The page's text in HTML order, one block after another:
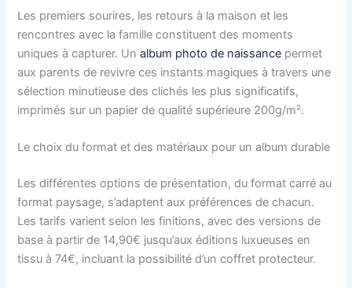
Les premiers sourires, les retours à la maison et les
rencontres avec la famille constituent des moments
uniques à capturer. Unalbum photo de naissance permet
aux parents de revivre ces instants magiques à travers une
sélection minutieuse des clichés les plus significatifs,
imprimés sur un papier de qualité supérieure 200g/m².
Le choix du format et des matériaux pour un album durable
Les différentes options de présentation, du format carré au
format paysage, s’adaptent aux préférences de chacun.
Les tarifs varient selon les finitions, avec des versions de
base à partir de 14,90€ jusqu’aux éditions luxueuses en
tissu à 74€, incluant la possibilité d’un coffret protecteur.